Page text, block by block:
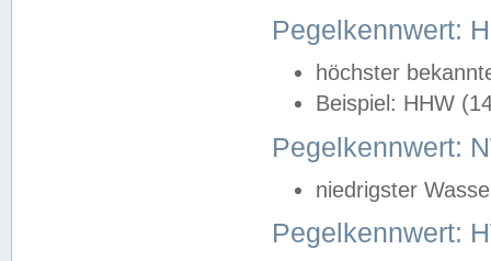
Pegelkennwert:
höchster
Beispiel: HHW
Pegelkennwert:
niedrigster
Pegelkennwert: